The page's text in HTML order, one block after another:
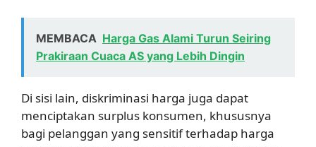
MEMBACA Harga Gas Alami Turun Seiring
Prakiraan Cuaca AS yang Lebih Dingin
Di sisi lain, diskriminasi harga juga dapat
menciptakan surplus konsumen, khususnya
bagi pelanggan yang sensitif terhadap harga